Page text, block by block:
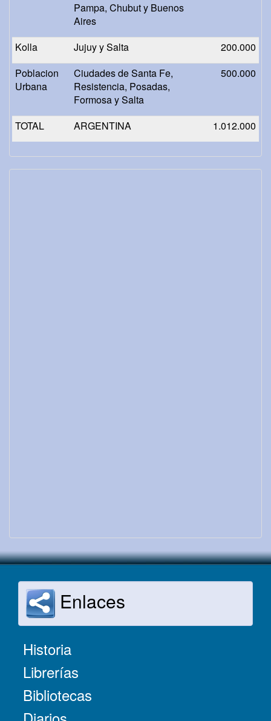
Pampa, Chubut y Buenos
Aires
Kolla Jujuy y Salta
200.000
Poblacion
Urbana
Ciudades de Santa Fe,
Resistencia, Posadas,
Formosa y Salta
500.000
TOTAL ARGENTINA 1.012.000
Enlaces
Historia
Librerías
Bibliotecas